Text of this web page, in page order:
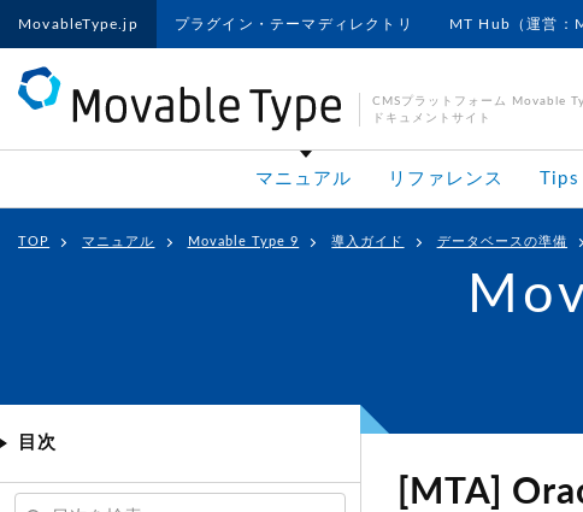
MovableType.jp プラグイン・テーマディレクトリ MT Hub（運営：
CMSプラットフォーム Movable
ドキュメントサイト
マニュアル リファレンス Tips
TOP マニュアル Movable Type 9 導入ガイド データベースの準備
[MTA]
目次